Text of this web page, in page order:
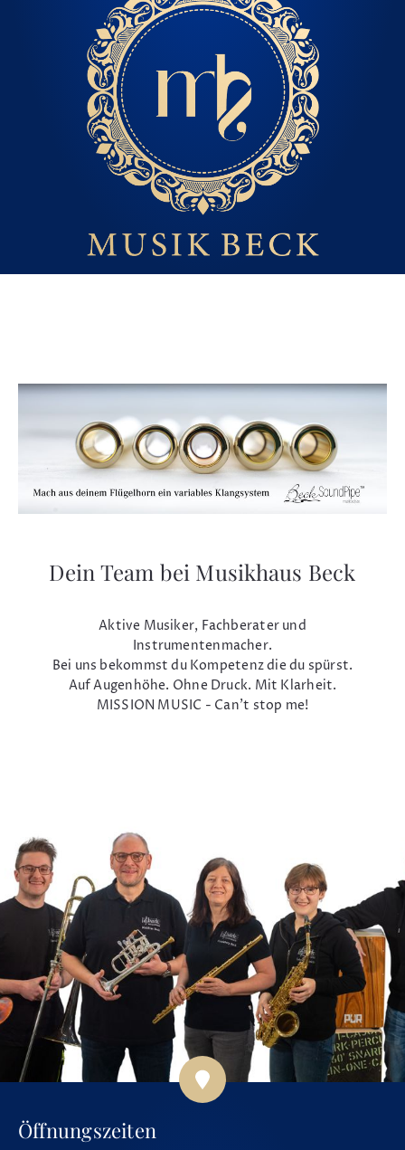
Dein Team bei Musikhaus Beck
Aktive Musiker, Fachberater und
Instrumentenmacher.
Bei uns bekommst du Kompetenz die du spürst.
Auf Augenhöhe. Ohne Druck. Mit Klarheit.
MISSION MUSIC - Can't stop me!
Öffnungszeiten